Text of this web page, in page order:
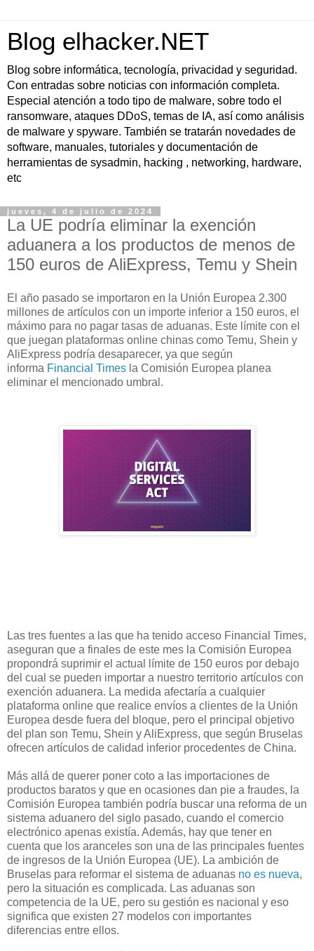
Blog elhacker.NET
Blog sobre informática, tecnología, privacidad y seguridad.
Con entradas sobre noticias con información completa.
Especial atención a todo tipo de malware, sobre todo el
ransomware, ataques DDoS, temas de IA, así como análisis
de malware y spyware. También se tratarán novedades de
software, manuales, tutoriales y documentación de
herramientas de sysadmin, hacking , networking, hardware,
etc
jueves, 4 de julio de 2024
La UE podría eliminar la exención
aduanera a los productos de menos de
150 euros de AliExpress, Temu y Shein
El año pasado se importaron en la Unión Europea 2.300
millones de artículos con un importe inferior a 150 euros, el
máximo para no pagar tasas de aduanas. Este límite con el
que juegan plataformas online chinas como Temu, Shein y
AliExpress podría desaparecer, ya que según
informa Financial Times la Comisión Europea planea
eliminar el mencionado umbral.
Las tres fuentes a las que ha tenido acceso Financial Times,
aseguran que a finales de este mes la Comisión Europea
propondrá suprimir el actual límite de 150 euros por debajo
del cual se pueden importar a nuestro territorio artículos con
exención aduanera. La medida afectaría a cualquier
plataforma online que realice envíos a clientes de la Unión
Europea desde fuera del bloque, pero el principal objetivo
del plan son Temu, Shein y AliExpress, que según Bruselas
ofrecen artículos de calidad inferior procedentes de China.
Más allá de querer poner coto a las importaciones de
productos baratos y que en ocasiones dan pie a fraudes, la
Comisión Europea también podría buscar una reforma de un
sistema aduanero del siglo pasado, cuando el comercio
electrónico apenas existía. Además, hay que tener en
cuenta que los aranceles son una de las principales fuentes
de ingresos de la Unión Europea (UE). La ambición de
Bruselas para reformar el sistema de aduanas no es nueva,
pero la situación es complicada. Las aduanas son
competencia de la UE, pero su gestión es nacional y eso
significa que existen 27 modelos con importantes
diferencias entre ellos.